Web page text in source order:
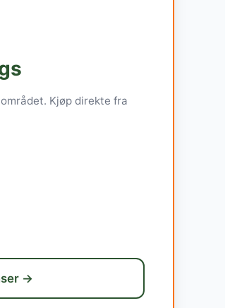
Kjøp direkte fra
→